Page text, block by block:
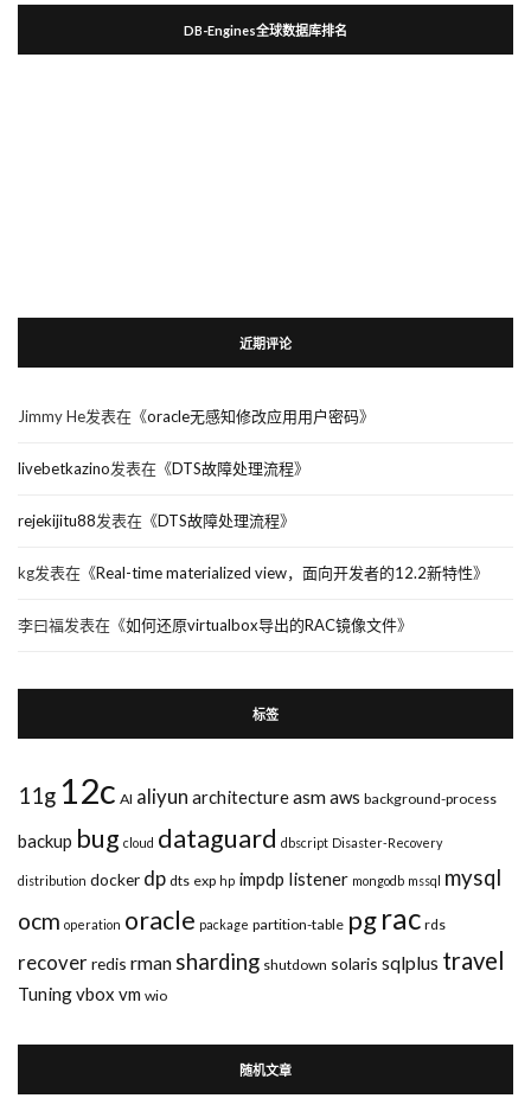
DB-Engines全球数据库排名
近期评论
Jimmy He发表在《oracle无感知修改应用用户密码》
livebetkazino发表在《DTS故障处理流程》
rejekijitu88发表在《DTS故障处理流程》
kg发表在《Real-time materialized view，面向开发者的12.2新特性》
李曰福发表在《如何还原virtualbox导出的RAC镜像文件》
标签
11g 12c AI aliyun architectureasmaws background-process
backup bug cloud dataguard dbscript Disaster-Recovery
distribution docker dp dts exp hp impdp listener mongodb mssql mysql
ocm operation oracle package partition-table pgrac rds
recover redis rman sharding shutdown solaris sqlplus travel
Tuningvbox vm wio
随机文章